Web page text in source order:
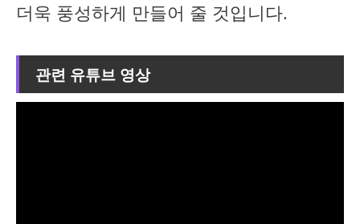
더욱 풍성하게 만들어 줄 것입니다.
관련 유튜브 영상